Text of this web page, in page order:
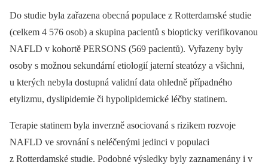
Do studie byla zařazena obecná populace z Rotterdamské studie
(celkem 4 576 osob) a skupina pacientů s biopticky verifikovanou
NAFLD v kohortě PERSONS (569 pacientů). Vyřazeny byly
osoby s možnou sekundární etiologií jaterní steatózy a všichni,
u kterých nebyla dostupná validní data ohledně případného
etylizmu, dyslipidemie či hypolipidemické léčby statinem.
Terapie statinem byla inverzně asociovaná s rizikem rozvoje
NAFLD ve srovnání s neléčenými jedinci v populaci
z Rotterdamské studie. Podobné výsledky byly zaznamenány i v